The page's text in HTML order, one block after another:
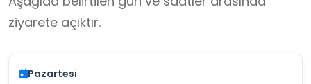
ziyarete açıktır.
Pazartesi